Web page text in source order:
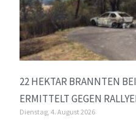
22 HEKTAR BRANNTEN
ERMITTELT GEGEN
Dienstag, 4. August 2026